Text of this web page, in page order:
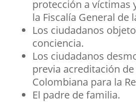
protección a víctimas
la Fiscalía General de
Los ciudadanos
conciencia.
Los ciudadanos
previa acreditación de
Colombiana para la
El padre de familia.